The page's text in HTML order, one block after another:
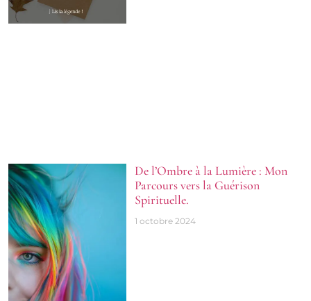
De l’Ombre à la Lumière : Mon
Parcours vers la Guérison
Spirituelle.
1 octobre 2024